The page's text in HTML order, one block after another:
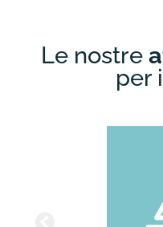
Le nostre
per